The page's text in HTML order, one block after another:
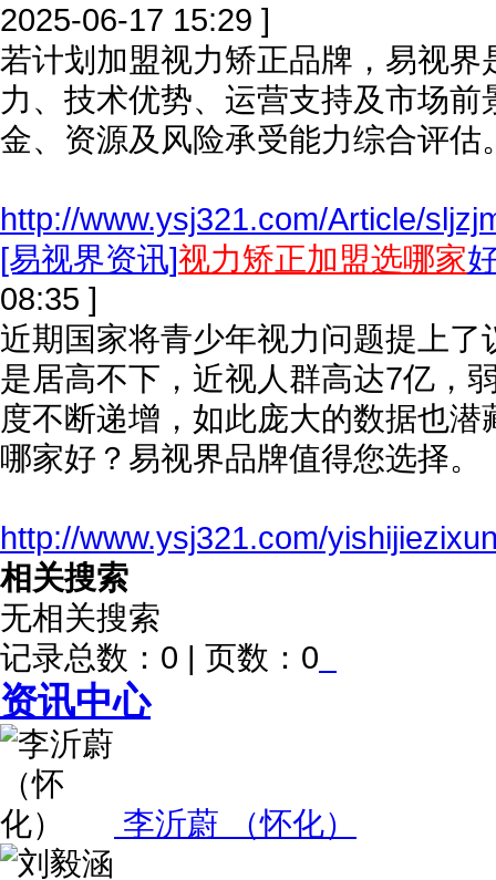
2025-06-17 15:29 ]
若计划加盟视力矫正品牌，易视
力、技术优势、运营支持及市场
金、资源及风险承受能力综合评估
http://www.ysj321.com/Article/
[易视界资讯]视力矫正加盟选哪家
08:35 ]
近期国家将青少年视力问题提上
是居高不下，近视人群高达7亿，
度不断递增，如此庞大的数据也
哪家好？易视界品牌值得您选择。
http://www.ysj321.com/
相关搜索
无相关搜索
记录总数：0 | 页数：0
资讯中心
李沂蔚 （怀化）